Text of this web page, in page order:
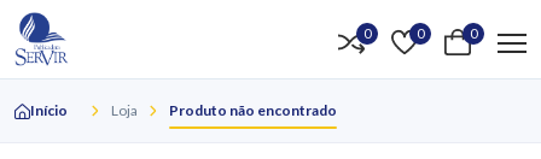
0 0 0
Início Loja Produto não encontrado